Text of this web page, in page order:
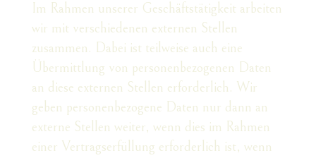
Im Rahmen unserer Geschäftstätigkeit arbeiten
wir mit verschiedenen externen Stellen
zusammen. Dabei ist teilweise auch eine
Übermittlung von personenbezogenen Daten
an diese externen Stellen erforderlich. Wir
geben personenbezogene Daten nur dann an
externe Stellen weiter, wenn dies im Rahmen
einer Vertragserfüllung erforderlich ist, wenn